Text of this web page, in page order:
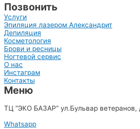
Позвонить
Услуги
Эпиляция лазером Александрит
Депиляция
Косметология
Брови и ресницы
Ногтевой сервис
О нас
Инстаграм
Контакты
Меню
ТЦ “ЭКО БАЗАР” ул.Бульвар ветеранов,
Whatsapp